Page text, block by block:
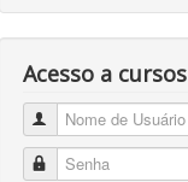
Acesso a cursos
Nome de Usuário
Senha